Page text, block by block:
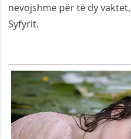
nevojshme për të dy
Syfyrit.